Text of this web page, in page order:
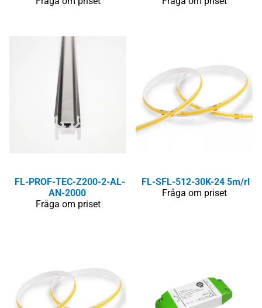
FL-PROF-TEC-Z200-2-AL-
AN-2000
Fråga om priset
FL-SFL-512-30K-24 5m/rl
Fråga om priset